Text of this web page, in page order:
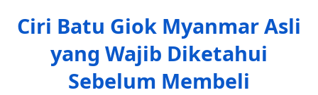
Ciri Batu Giok Myanmar Asli
yang Wajib Diketahui
Sebelum Membeli